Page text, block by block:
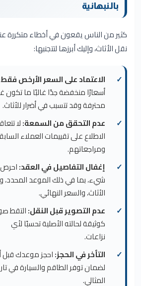
بالنبهانية
كثير من الناس يقعون في أخطاء متكررة
نقل الأثاث، وإليك أبرزها لتتجنبها:
الاعتماد على السعر الأرخص
أسعارًا منخفضة جدًا غالبًا ما تكون
محترفة وقد تتسبب في أضرار للأثاث.
عدم التحقق من السمعة:لا
الاطلاع على تقييمات العملاء
ومراجعاتهم.
إغفال التفاصيل في العقد:
شيء، بما في ذلك الموعد المحدد،
الأثاث، والسعر النهائي.
عدم التصوير قبل النقل:التقط
كوثيقة لحالته الأصلية تحسبًا لأي
نزاعات.
التأخر في الحجز:احجز موعدك قبل
لضمان توفر الطاقم والسيارة في
المثالي.